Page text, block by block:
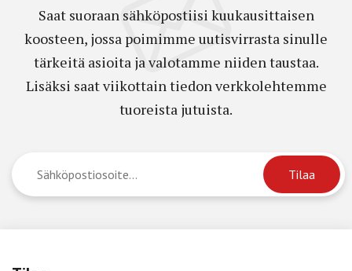
Saat suoraan sähköpostiisi kuukausittaisen
koosteen, jossa poimimme uutisvirrasta sinulle
tärkeitä asioita ja valotamme niiden taustaa.
Lisäksi saat viikottain tiedon verkkolehtemme
tuoreista jutuista.